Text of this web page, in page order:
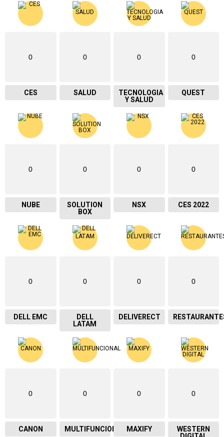
0
CES
0
SALUD
0
TECNOLOGIA
Y SALUD
0
QUEST
0
NUBE
0
SOLUTION
BOX
0
NSX
0
CES 2022
0
DELL EMC
0
DELL
LATAM
0
DELIVERECT
0
0
CANON
0
MULTIFUNCIONAL
0
MAXIFY
0
WESTERN